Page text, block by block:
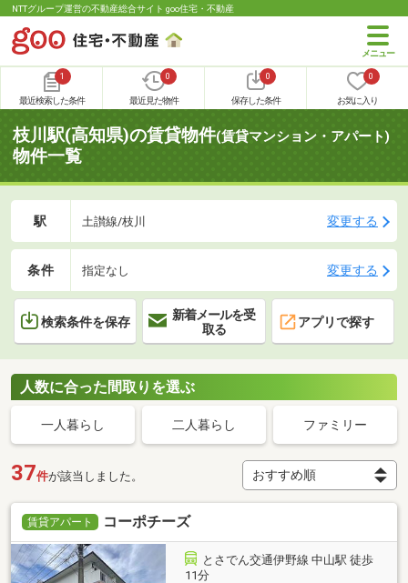
NTTグループ運営の不動産総合サイト goo住宅・不動産
1
最近検索した条件
0
最近見た物件
0
保存した条件
0
お気に入り
枝川駅(高知県)の賃貸物件(賃貸マンション・アパート)
物件一覧
駅 土讃線/枝川 変更する
条件 指定なし 変更する
検索条件を保存
新着メールを受
取る
アプリで探す
人数に合った間取りを選ぶ
一人暮らし 二人暮らし ファミリー
37件が該当しました。
賃貸アパート コーポチーズ
とさでん交通伊野線 中山駅 徒歩
11分